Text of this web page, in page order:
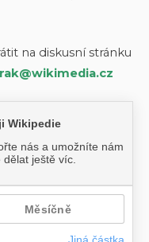
na diskusní stránku